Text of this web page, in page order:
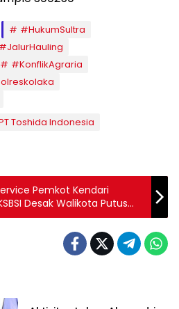
#HukumSultra
#JalurHauling
#KonflikAgraria
Toshida Indonesia
Pemkot Kendari
Desak Walikota Putus
Tamaya